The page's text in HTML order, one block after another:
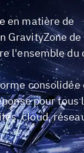
en matière de
GravityZone
l'ensemble du
consolidée
pour tous
cloud,